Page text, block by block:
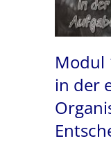
Modul
in der